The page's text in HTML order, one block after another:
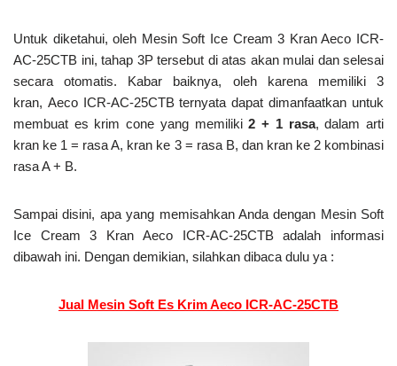
Untuk diketahui, oleh Mesin Soft Ice Cream 3 Kran Aeco ICR-
AC-25CTB ini, tahap 3P tersebut di atas akan mulai dan selesai
secara otomatis. Kabar baiknya, oleh karena memiliki 3
kran, Aeco ICR-AC-25CTB ternyata dapat dimanfaatkan untuk
membuat es krim cone yang memiliki2 + 1 rasa, dalam arti
kran ke 1 = rasa A, kran ke 3 = rasa B, dan kran ke 2 kombinasi
rasa A + B.
Sampai disini, apa yang memisahkan Anda dengan Mesin Soft
Ice Cream 3 Kran Aeco ICR-AC-25CTB adalah informasi
dibawah ini. Dengan demikian, silahkan dibaca dulu ya :
Jual Mesin Soft Es Krim Aeco ICR-AC-25CTB